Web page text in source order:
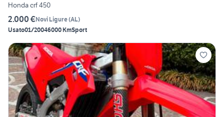
Honda crf 450
2.000 €Novi Ligure(AL)
Usato01/20046000 KmSport